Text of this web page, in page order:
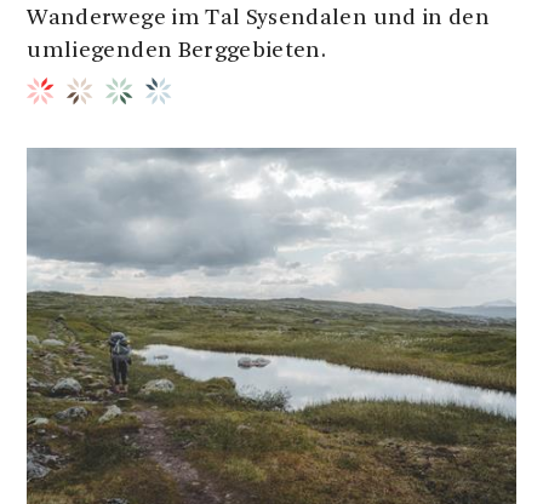
Wanderwege im Tal Sysendalen und in den
umliegenden Berggebieten.